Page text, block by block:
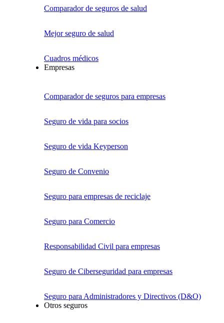
Comparador de seguros de salud
Mejor seguro de salud
Cuadros médicos
Empresas
Comparador de seguros para empresas
Seguro de vida para socios
Seguro de vida Keyperson
Seguro de Convenio
Seguro para empresas de reciclaje
Seguro para Comercio
Responsabilidad Civil para empresas
Seguro de Ciberseguridad para empresas
Seguro para Administradores y Directivos (D&O)
Otros seguros